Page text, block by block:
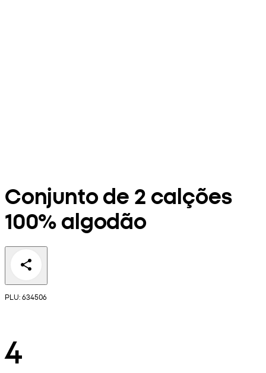
Conjunto de 2 calções
100% algodão
PLU: 634506
4